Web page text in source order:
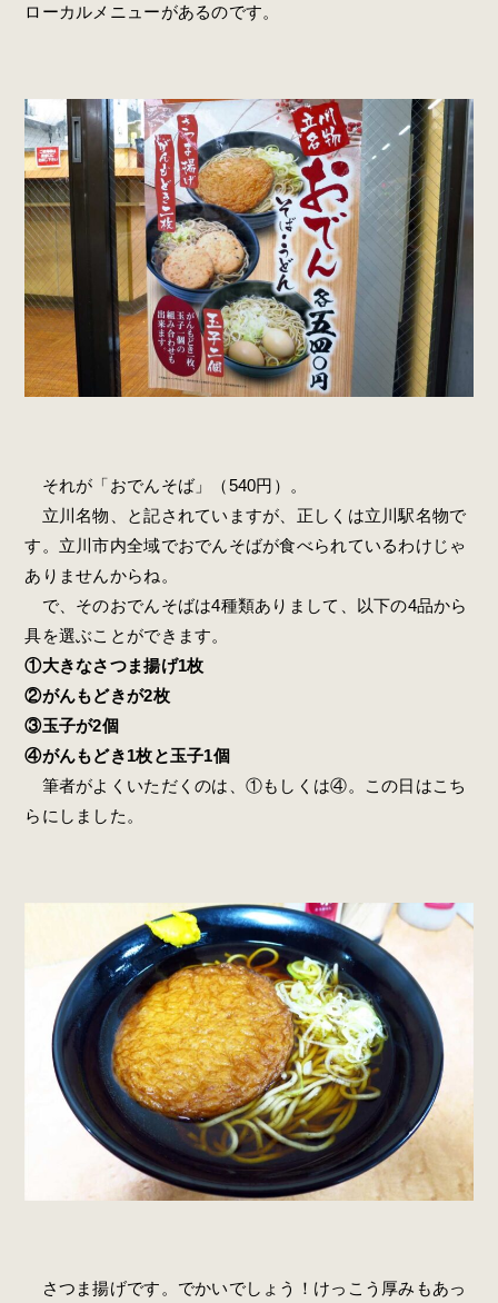
ローカルメニューがあるのです。
それが「おでんそば」（540円）。
立川名物、と記されていますが、正しくは立川駅名物で
す。立川市内全域でおでんそばが食べられているわけじゃ
ありませんからね。
で、そのおでんそばは4種類ありまして、以下の4品から
具を選ぶことができます。
①大きなさつま揚げ1枚
②がんもどきが2枚
③玉子が2個
④がんもどき1枚と玉子1個
筆者がよくいただくのは、①もしくは④。この日はこち
らにしました。
さつま揚げです。でかいでしょう！けっこう厚みもあっ